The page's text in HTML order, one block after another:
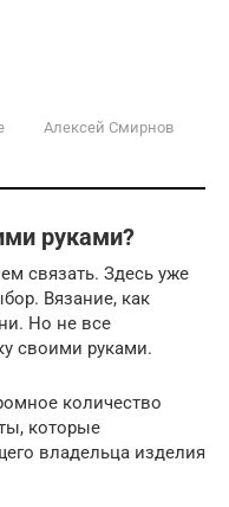
Алексей Смирнов
руками?
связать. Здесь уже
Вязание, как
Но не все
своими руками.
количество
которые
владельца изделия